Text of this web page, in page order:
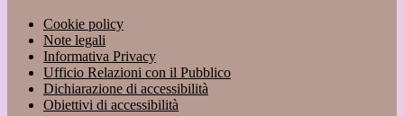
Cookie policy
Note legali
Informativa Privacy
Ufficio Relazioni con il Pubblico
Dichiarazione di accessibilità
Obiettivi di accessibilità